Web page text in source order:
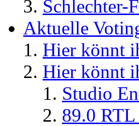
Schlechter-
Aktuelle
Hier könnt
Hier könnt
Studio
89.0